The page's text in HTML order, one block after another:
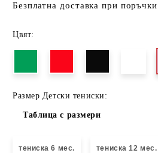
Безплатна доставка при
Цвят:
Размер Детски тениски:
Таблица с размери
тениска 6 мес. тениска 12 мес.